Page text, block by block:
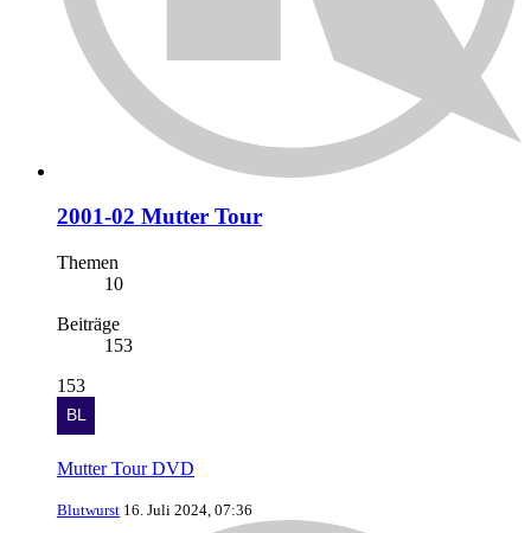
2001-02 Mutter Tour
Themen
10
Beiträge
153
153
Mutter Tour DVD
Blutwurst 16. Juli 2024, 07:36